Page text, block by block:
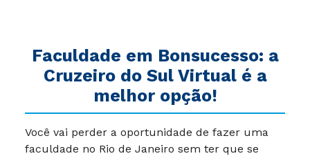
Faculdade em Bonsucesso: a
Cruzeiro do Sul Virtual é a
melhor opção!
Você vai perder a oportunidade de fazer uma
faculdade no Rio de Janeiro sem ter que se